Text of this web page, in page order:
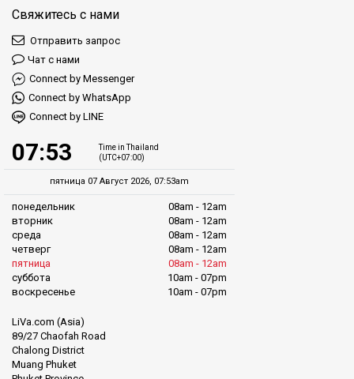
Свяжитесь с нами
Отправить запрос
Чат с нами
Connect by Messenger
Connect by WhatsApp
Connect by LINE
07:53
Time in Thailand
(UTC+07:00)
пятница 07 Август 2026, 07:53am
понедельник
08am - 12am
вторник
08am - 12am
среда
08am - 12am
четверг
08am - 12am
пятница
08am - 12am
суббота
10am - 07pm
воскресенье
10am - 07pm
LiVa.com (Asia)
89/27 Chaofah Road
Chalong District
Muang Phuket